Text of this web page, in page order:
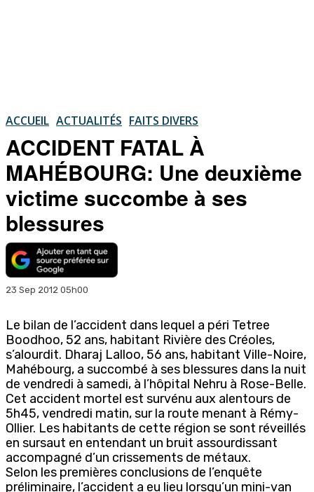
ACCUEIL ACTUALITÉS FAITS DIVERS
ACCIDENT FATAL À
MAHÉBOURG: Une deuxième
victime succombe à ses
blessures
23 Sep 2012 05h00
Le bilan de l’accident dans lequel a péri Tetree
Boodhoo, 52 ans, habitant Rivière des Créoles,
s’alourdit. Dharaj Lalloo, 56 ans, habitant Ville-Noire,
Mahébourg, a succombé à ses blessures dans la nuit
de vendredi à samedi, à l’hôpital Nehru à Rose-Belle.
Cet accident mortel est survénu aux alentours de
5h45, vendredi matin, sur la route menant à Rémy-
Ollier. Les habitants de cette région se sont réveillés
en sursaut en entendant un bruit assourdissant
accompagné d’un crissements de métaux.
Selon les premières conclusions de l’enquête
préliminaire, l’accident a eu lieu lorsqu’un mini-van